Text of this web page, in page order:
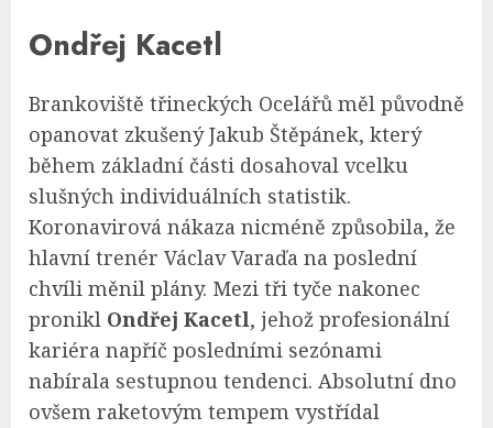
Ondřej Kacetl
Brankoviště třineckých Ocelářů měl původně
opanovat zkušený Jakub Štěpánek, který
během základní části dosahoval vcelku
slušných individuálních statistik.
Koronavirová nákaza nicméně způsobila, že
hlavní trenér Václav Varaďa na poslední
chvíli měnil plány. Mezi tři tyče nakonec
pronikl Ondřej Kacetl, jehož profesionální
kariéra napříč posledními sezónami
nabírala sestupnou tendenci. Absolutní dno
ovšem raketovým tempem vystřídal